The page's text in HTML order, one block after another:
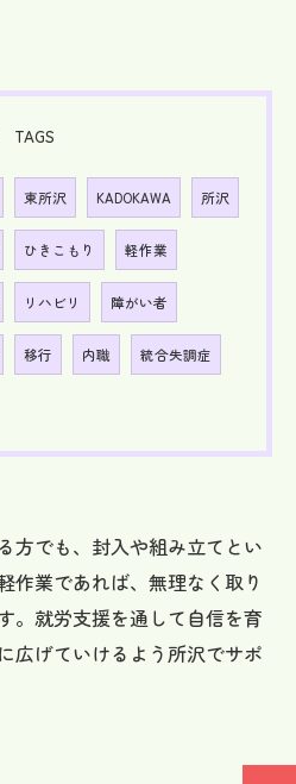
TAGS
東所沢 KADOKAWA 所沢
ひきこもり 軽作業
リハビリ 障がい者
移行 内職 統合失調症
方でも、封入や組み立てとい
作業であれば、無理なく取り
。就労支援を通して自信を育
広げていけるよう所沢でサポ